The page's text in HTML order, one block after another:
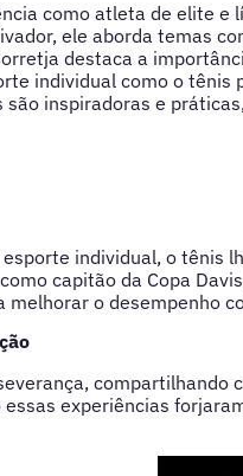
como atleta de elite e
ele aborda temas
destaca a
individual como o tênis
inspiradoras e
individual, o tênis
capitão da Copa
melhorar o desempenho
compartilhando
experiências